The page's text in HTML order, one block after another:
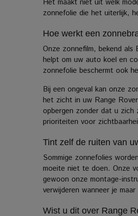
Het maakt niet uit welk
zonnefolie die het uiterlijk,
Hoe werkt een
Onze zonnefilm, bekend als
helpt om uw auto koel en
zonnefolie beschermt ook
Bij een ongeval kan onze
het zicht in uw Range
opbergen zonder dat u zich
prioriteiten voor
Tint zelf de ruiten van
Sommige zonnefolies
moeite niet te doen. Onze
gewoon onze montage-
verwijderen wanneer je
Wist u dit over Range